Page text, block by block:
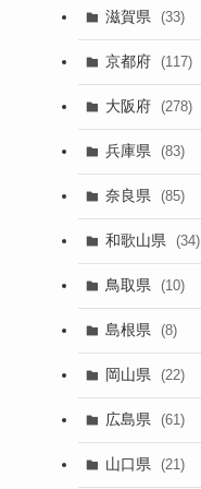
滋賀県 (33)
京都府 (117)
大阪府 (278)
兵庫県 (83)
奈良県 (85)
和歌山県 (34)
鳥取県 (10)
島根県 (8)
岡山県 (22)
広島県 (61)
山口県 (21)